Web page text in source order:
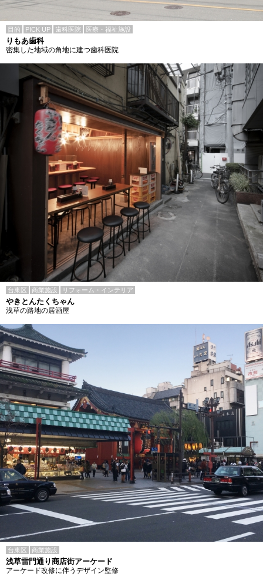
目的 PICK UP 歯科医院 医療・福祉施設
りもあ歯科
密集した地域の角地に建つ歯科医院
台東区 商業施設 リフォーム・インテリア
やきとんたくちゃん
浅草の路地の居酒屋
台東区 商業施設
浅草雷門通り商店街アーケード
アーケード改修に伴うデザイン監修